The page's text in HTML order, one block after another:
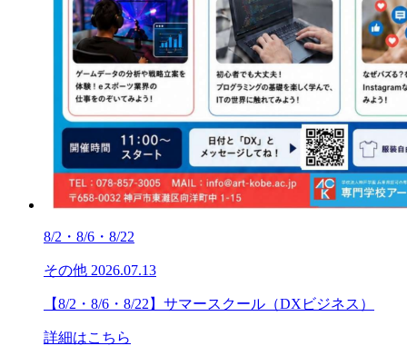
8/2・8/6・8/22
その他 2026.07.13
【8/2・8/6・8/22】サマースクール（DXビジネス）
詳細はこちら